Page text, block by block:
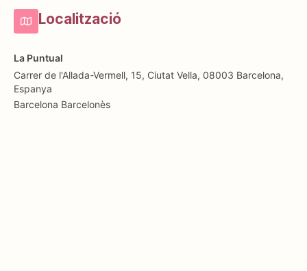
Localització
La Puntual
Carrer de l'Allada-Vermell, 15, Ciutat Vella, 08003 Barcelona,
Espanya
Barcelona Barcelonès